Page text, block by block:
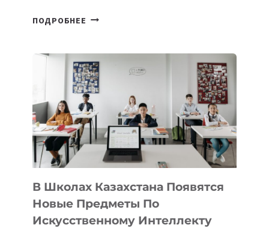
ПОДРОБНЕЕ ОТКРЫТ
DEAL
VELOCITY
BY
MOST
—
МЕЖДУНАРОДНУЮ
ПРОГРАММУ
ДЛЯ
ТЕХНОЛОГИЧЕСКИХ
В Школах Казахстана Появятся
Новые Предметы По
Искусственному Интеллекту